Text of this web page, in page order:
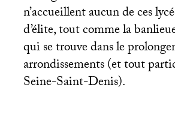
n’accueillent aucun de ces
d’élite, tout comme la
qui se trouve dans le
arrondissements (et tout
Seine-Saint-Denis).